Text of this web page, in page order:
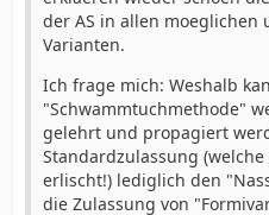
der AS in allen moeglichen
Varianten.
Ich frage mich: Weshalb
"Schwammtuchmethode"
gelehrt und propagiert
Standardzulassung
erlischt!) lediglich den
die Zulassung von